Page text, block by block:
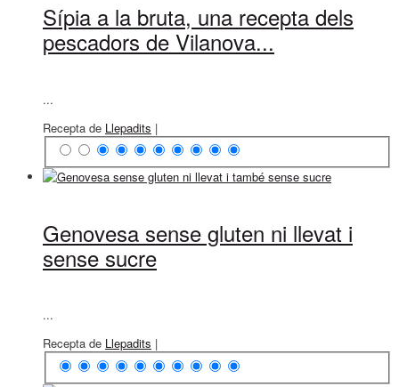
Sípia a la bruta, una recepta dels
pescadors de Vilanova...
...
Recepta de Llepadits |
Genovesa sense gluten ni llevat i
sense sucre
...
Recepta de Llepadits |